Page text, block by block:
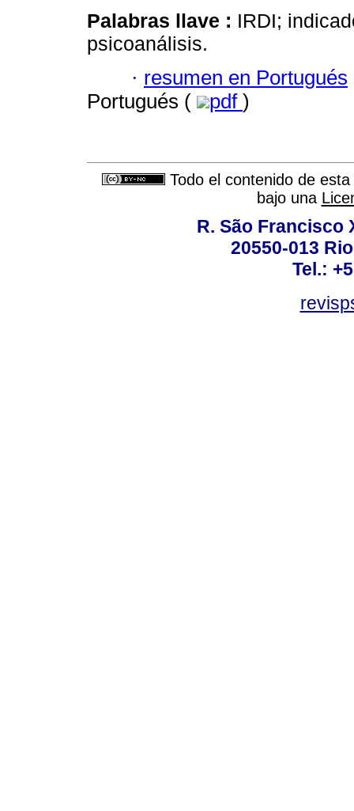
Palabras llave : IRDI;
psicoanálisis.
· resumen en Portugués
Portugués (
pdf )
Todo el contenido de
bajo una
R. São Francisco
20550-013
Tel.: